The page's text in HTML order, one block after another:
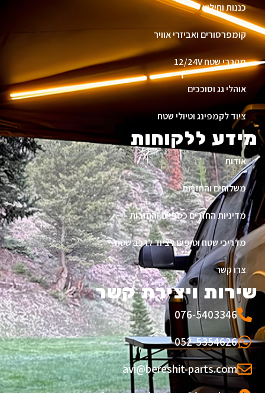
כננות וחילוץ
קומפרסורים ואביזרי אוויר
מקררי שטח 12/24V
אוהלי גג וסוככים
ציוד לקמפינג וטיולי שטח
מידע ללקוחות
אודות
משלוחים והחזרות
מדיניות החזרים כספיים והחזרות
מדריכי שטח וטיפים לציוד לרכב שטח
צרו קשר
שירות ויצירת קשר
076-5403346
052-5354626
avi@bereshit-parts.com